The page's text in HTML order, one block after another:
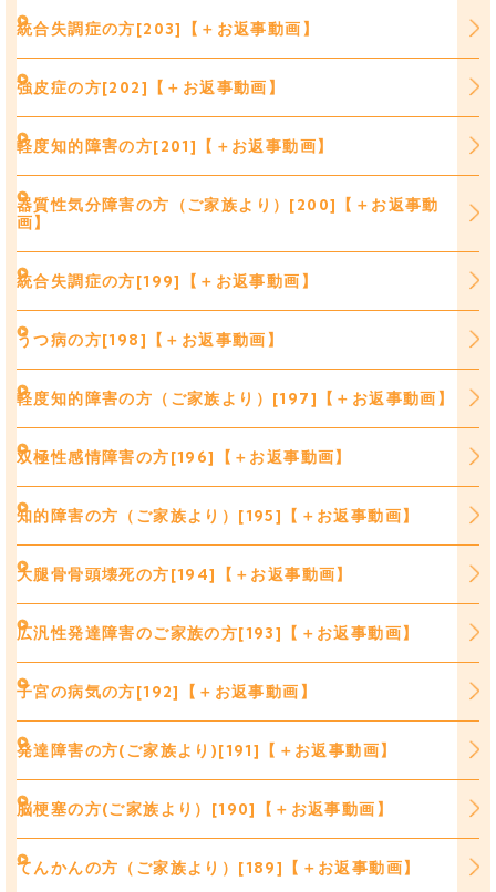
統合失調症の方[203]【＋お返事動画】
強皮症の方[202]【＋お返事動画】
軽度知的障害の方[201]【＋お返事動画】
器質性気分障害の方（ご家族より）[200]【＋お返事動
画】
統合失調症の方[199]【＋お返事動画】
うつ病の方[198]【＋お返事動画】
軽度知的障害の方（ご家族より）[197]【＋お返事動画】
双極性感情障害の方[196]【＋お返事動画】
知的障害の方（ご家族より）[195]【＋お返事動画】
大腿骨骨頭壊死の方[194]【＋お返事動画】
広汎性発達障害のご家族の方[193]【＋お返事動画】
子宮の病気の方[192]【＋お返事動画】
発達障害の方(ご家族より)[191]【＋お返事動画】
脳梗塞の方(ご家族より）[190]【＋お返事動画】
てんかんの方（ご家族より）[189]【＋お返事動画】